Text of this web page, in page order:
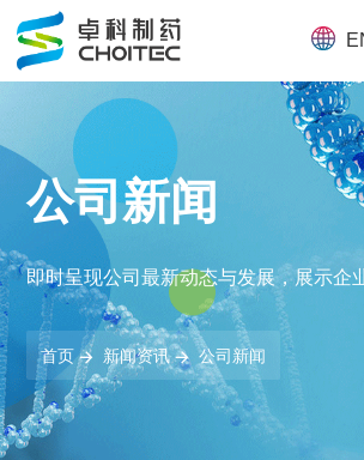
公司新闻
即时呈现公司最新动态与发展，展示企
首页 新闻资讯 公司新闻